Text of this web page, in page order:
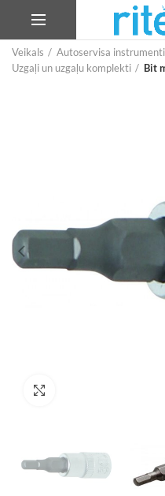
Veikals
Autoservisa
Uzgaļi un uzgaļu komplekti
Bit